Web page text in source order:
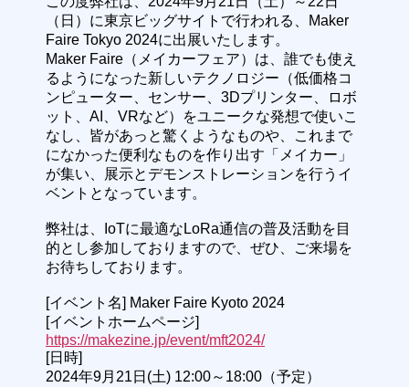
（日）に東京ビッグサイトで行われる、Maker
Faire Tokyo 2024に出展いたします。
Maker Faire（メイカーフェア）は、誰でも使え
るようになった新しいテクノロジー（低価格コ
ンピューター、センサー、3Dプリンター、ロボ
ット、AI、VRなど）をユニークな発想で使いこ
なし、皆があっと驚くようなものや、これまで
になかった便利なものを作り出す「メイカー」
が集い、展示とデモンストレーションを行うイ
ベントとなっています。
弊社は、IoTに最適なLoRa通信の普及活動を目
的とし参加しておりますので、ぜひ、ご来場を
お待ちしております。
[イベント名] Maker Faire Kyoto 2024
[イベントホームページ]
https://makezine.jp/event/mft2024/
[日時]
2024年9月21日(土) 12:00～18:00（予定）